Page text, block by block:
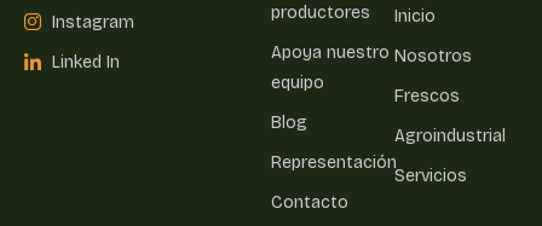
Instagram
Linked In
productores
Apoya nuestro
equipo
Blog
Representación
Contacto
Inicio
Nosotros
Frescos
Agroindustrial
Servicios